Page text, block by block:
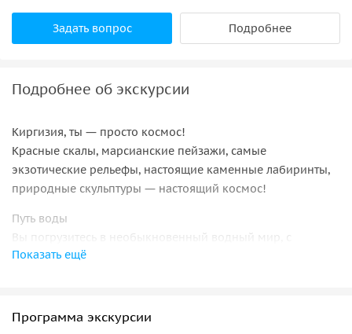
Задать вопрос Подробнее
Подробнее об экскурсии
Киргизия, ты ― просто космос!
Красные скалы, марсианские пейзажи, самые
экзотические рельефы, настоящие каменные лабиринты,
природные скульптуры ― настоящий космос!
Путь воды
Вы погрузитесь в необыкновенный водный мир, с
которого берет начало все живое. Высокогорные озера,
Голубые горы, воды горных потоков, вековые ели,
Показать ещё
Программа экскурсии